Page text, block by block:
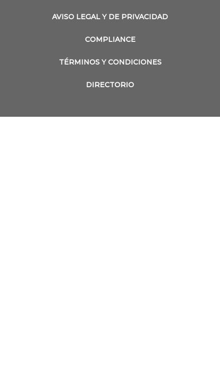
AVISO LEGAL Y DE PRIVACIDAD
COMPLIANCE
TÉRMINOS Y CONDICIONES
DIRECTORIO